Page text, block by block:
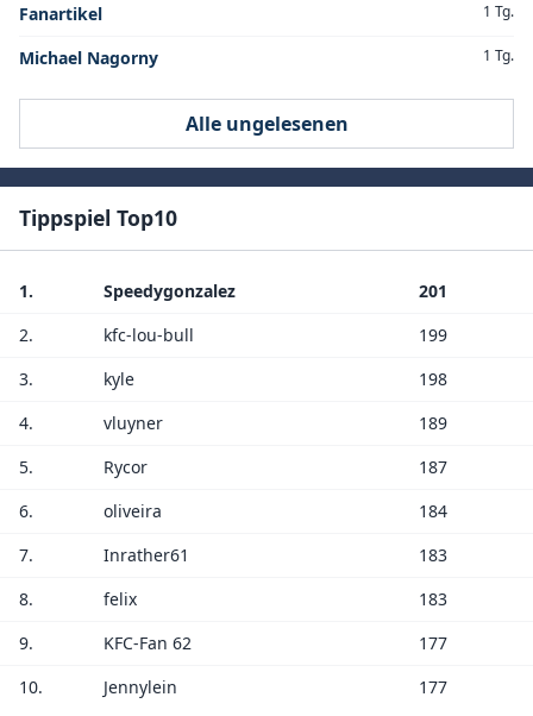
Fanartikel 1 Tg.
Michael Nagorny 1 Tg.
Alle ungelesenen
Tippspiel Top10
1. Speedygonzalez
201
2.
kfc-lou-bull
199
3.
kyle
198
4.
vluyner
189
5.
Rycor
187
6.
oliveira
184
7.
Inrather61
183
8.
felix
183
9.
KFC-Fan 62
177
10.
Jennylein 177